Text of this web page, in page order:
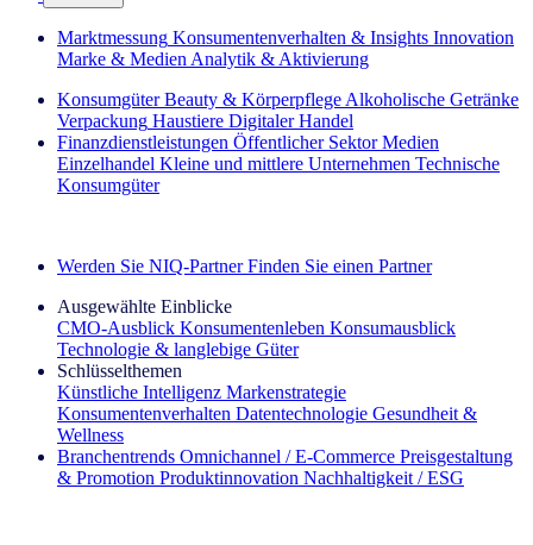
Marktmessung Konsumentenverhalten & Insights Innovation
Marke & Medien Analytik & Aktivierung
Konsumgüter Beauty & Körperpflege Alkoholische Getränke
Verpackung Haustiere Digitaler Handel
Finanzdienstleistungen Öffentlicher Sektor Medien
Einzelhandel Kleine und mittlere Unternehmen Technische
Konsumgüter
Werden Sie NIQ-Partner Finden Sie einen Partner
Ausgewählte Einblicke
CMO‑Ausblick Konsumentenleben Konsumausblick
Technologie & langlebige Güter
Schlüsselthemen
Künstliche Intelligenz Markenstrategie
Konsumentenverhalten Datentechnologie Gesundheit &
Wellness
Branchentrends Omnichannel / E‑Commerce Preisgestaltung
& Promotion Produktinnovation Nachhaltigkeit / ESG